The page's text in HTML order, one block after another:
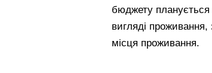
бюджету
вигляді
місця проживання.